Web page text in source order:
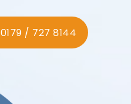
0179 / 727 8144